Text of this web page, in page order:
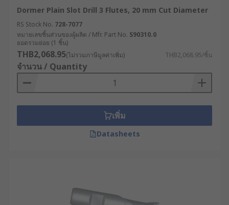
Dormer Plain Slot Drill 3 Flutes, 20 mm Cut Diameter
RS Stock No. 728-7077
หมายเลขชิ้นส่วนของผู้ผลิต / Mfr. Part No. S90310.0
ยอดรวมย่อย (1 ชิ้น)
THB2,068.95(ไม่รวมภาษีมูลค่าเพิ่ม) THB2,068.95/ชิ้น
จำนวน / Quantity
เพิ่ม
Datasheets